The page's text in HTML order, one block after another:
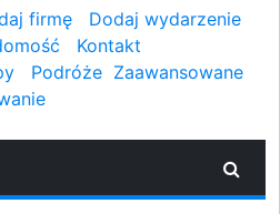
firmę
Dodaj wydarzenie
Kontakt
Podróże Zaawansowane